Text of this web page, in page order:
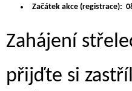
Začátek akce (registrace):
Zahájení
přijďte si